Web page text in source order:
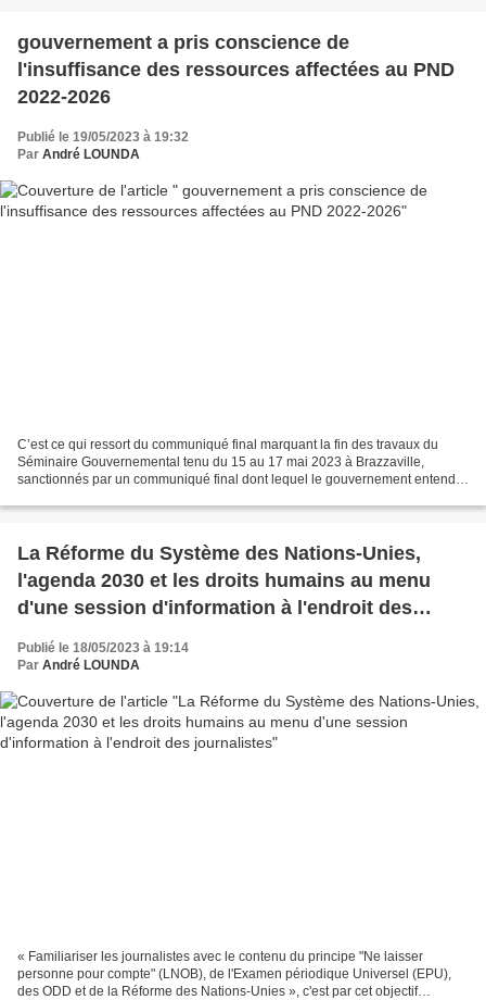
gouvernement a pris conscience de
l'insuffisance des ressources affectées au PND
2022-2026
Publié le 19/05/2023 à 19:32
Par André LOUNDA
C’est ce qui ressort du communiqué final marquant la fin des travaux du
Séminaire Gouvernemental tenu du 15 au 17 mai 2023 à Brazzaville,
sanctionnés par un communiqué final dont lequel le gouvernement entend
La Réforme du Système des Nations-Unies,
l'agenda 2030 et les droits humains au menu
d'une session d'information à l'endroit des
journalistes
Publié le 18/05/2023 à 19:14
Par André LOUNDA
« Familiariser les journalistes avec le contenu du principe "Ne laisser
personne pour compte" (LNOB), de l'Examen périodique Universel (EPU),
des ODD et de la Réforme des Nations-Unies », c'est par cet objectif